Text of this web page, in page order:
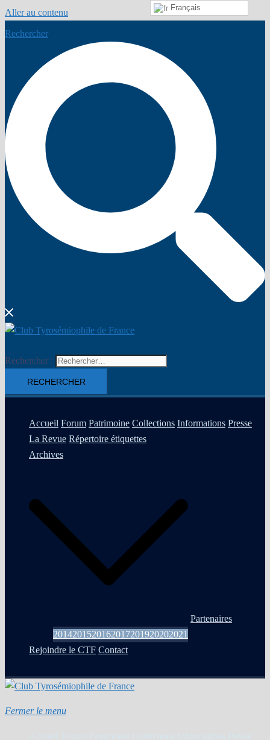
Aller au contenu
Rechercher
Rechercher :
Accueil Forum Patrimoine Collections Informations Presse
La Revue Répertoire étiquettes
Archives
2014201520162017201920202021
Partenaires
Rejoindre le CTF Contact
Fermer le menu
Français